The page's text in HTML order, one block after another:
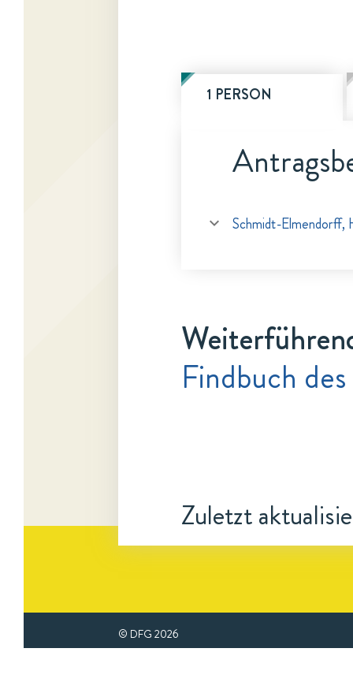
1 PERSON
Schmidt-Elmendorff,
Findbuch
Zuletzt
© DFG 2026